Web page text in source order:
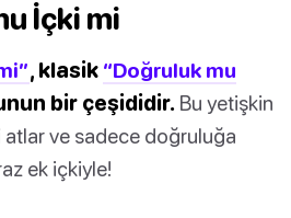
İçki mi
, klasik “Doğruluk mu
bir çeşididir. Bu yetişkin
ve sadece doğruluğa
ek içkiyle!